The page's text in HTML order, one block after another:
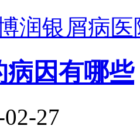
润银屑病医
病因有哪些
27